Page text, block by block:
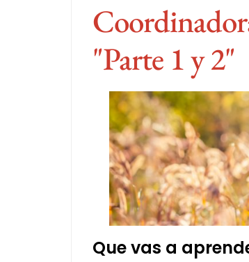
"Parte 1 y 2"
Que vas a